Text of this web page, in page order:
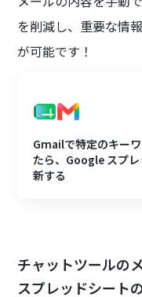
を削減し、重要な情
が可能です！
Gmailで特定のキー
たら、Google スプ
新する
チャットツールの
スプレッドシート